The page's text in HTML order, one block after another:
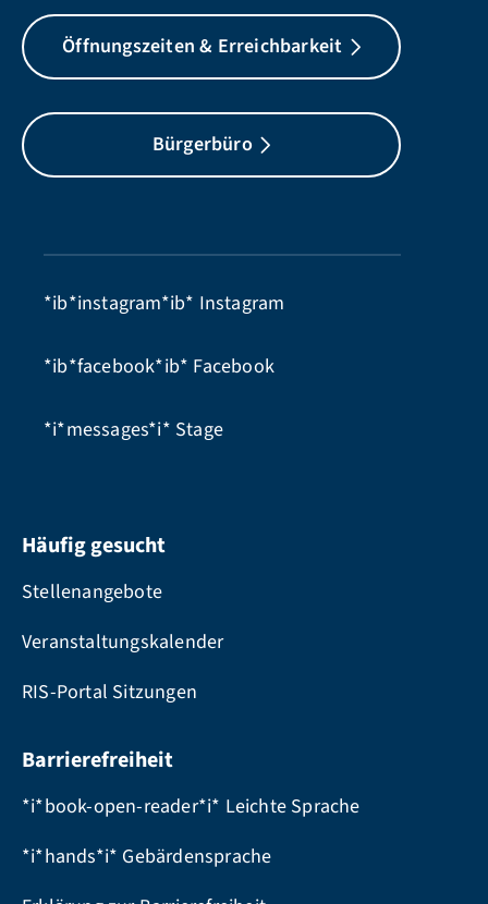
Öffnungszeiten & Erreichbarkeit
Bürgerbüro
*ib*instagram*ib* Instagram
*ib*facebook*ib* Facebook
*i*messages*i* Stage
Häufig gesucht
Stellenangebote
Veranstaltungskalender
RIS-Portal Sitzungen
Barrierefreiheit
*i*book-open-reader*i* Leichte Sprache
*i*hands*i* Gebärdensprache